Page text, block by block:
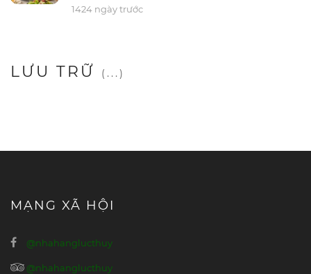
1424 ngày trước
LƯU TRỮ (...)
MẠNG XÃ HỘI
@nhahanglucthuy
@nhahanglucthuy